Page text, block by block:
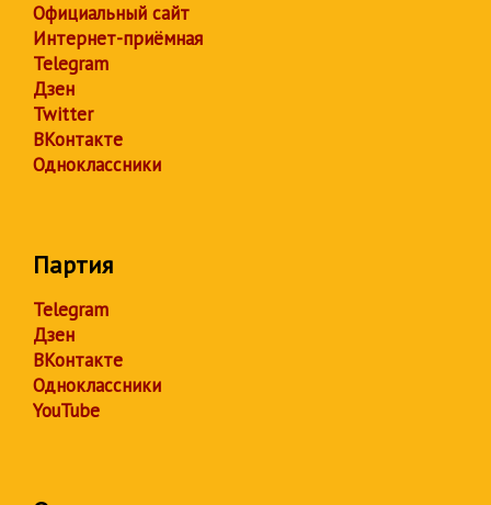
Официальный сайт
Интернет-приёмная
Telegram
Дзен
Twitter
ВКонтакте
Одноклассники
Партия
Telegram
Дзен
ВКонтакте
Одноклассники
YouTube